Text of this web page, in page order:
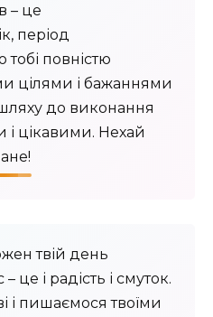
– це
період
повністю
цілями і бажаннями
до виконання
і цікавими. Нехай
твій день
і радість і смуток.
і пишаємося твоїми